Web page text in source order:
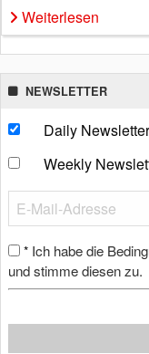
Weiterlesen
NEWSLETTER
Daily Newsletter
Weekly
* Ich habe die
und stimme diesen zu.